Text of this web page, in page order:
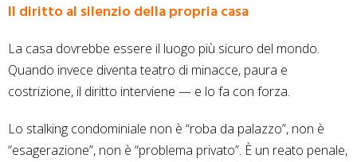
Il diritto al silenzio della propria casa
La casa dovrebbe essere il luogo più sicuro del mondo.
Quando invece diventa teatro di minacce, paura e
costrizione, il diritto interviene — e lo fa con forza.
Lo stalking condominiale non è “roba da palazzo”, non è
“esagerazione”, non è “problema privato”. È un reato penale,